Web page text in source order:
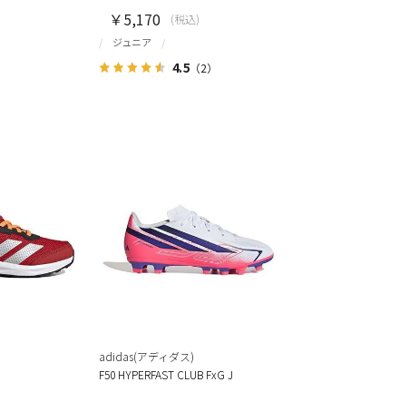
ジュニア
4.5 （2）
￥5,170 (税込)
adidas(アディダス)
F50 HYPERFAST CLUB FxG J